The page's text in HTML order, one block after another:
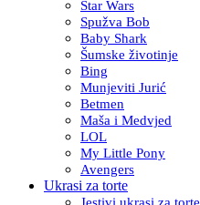
Star Wars
Spužva Bob
Baby Shark
Šumske životinje
Bing
Munjeviti Jurić
Betmen
Maša i Medvjed
LOL
My Little Pony
Avengers
Ukrasi za torte
Jestivi ukrasi za torte